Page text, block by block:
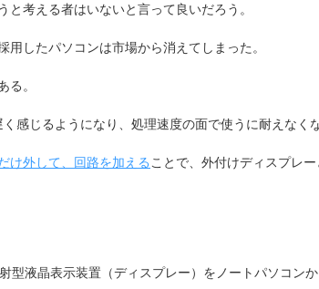
考える者はいないと言って良いだろう。
したパソコンは市場から消えてしまった。
る。
感じるようになり、処理速度の面で使うに耐えなく
け外して、回路を加える ことで、外付けディスプレ
型液晶表示装置（ディスプレー）をノートパソコン